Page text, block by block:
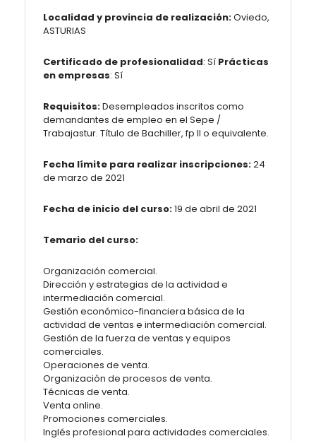
Localidad y provincia de realización:Oviedo,
ASTURIAS
Certificado de profesionalidad: Sí Prácticas
en empresas: Sí
Requisitos:Desempleados inscritos como
demandantes de empleo en el Sepe /
Trabajastur. Título de Bachiller, fp II o equivalente.
Fecha límite para realizar inscripciones:24
de marzo de 2021
Fecha de inicio del curso:19 de abril de 2021
Temario del curso:
Organización comercial.
Dirección y estrategias de la actividad e
intermediación comercial.
Gestión económico-financiera básica de la
actividad de ventas e intermediación comercial.
Gestión de la fuerza de ventas y equipos
comerciales.
Operaciones de venta.
Organización de procesos de venta.
Técnicas de venta.
Venta online.
Promociones comerciales.
Inglés profesional para actividades comerciales.